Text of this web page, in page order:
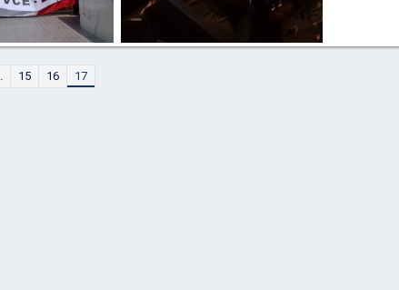
Easyjet training center
15 16 17